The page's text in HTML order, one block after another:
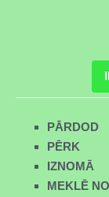
PĀRDOD
PĒRK
IZNOMĀ
MEKLĒ